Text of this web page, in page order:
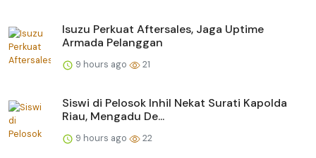
Isuzu Perkuat Aftersales, Jaga Uptime
Armada Pelanggan
9 hours ago 21
Siswi di Pelosok Inhil Nekat Surati Kapolda
Riau, Mengadu De...
9 hours ago 22